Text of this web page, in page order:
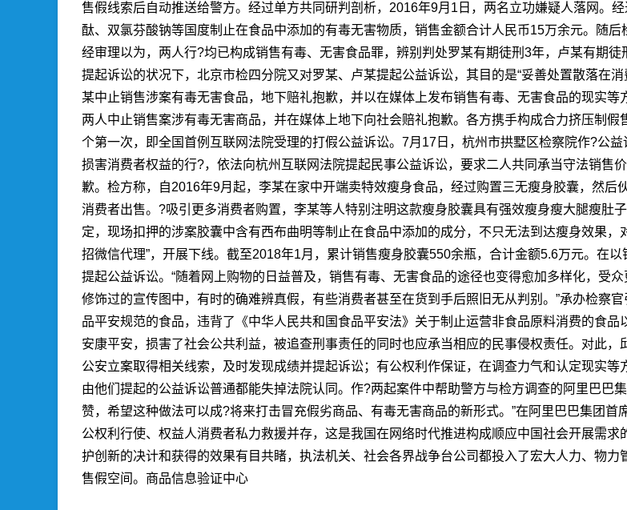
售假线索后自动推送给警方。经过单方共同研判剖析，2016年9月1日，两名立功嫌疑人落网。
酞、双氯芬酸钠等国度制止在食品中添加的有毒无害物质，销售金额合计人民币15万余元。随
经审理以为，两人行?均已构成销售有毒、无害食品罪，辨别判处罗某有期徒刑3年，卢某有期
提起诉讼的状况下，北京市检四分院又对罗某、卢某提起公益诉讼，其目的是“妥善处置散落在
某中止销售涉案有毒无害食品，地下赔礼抱歉，并以在媒体上发布销售有毒、无害食品的现实
两人中止销售案涉有毒无害商品，并在媒体上地下向社会赔礼抱歉。各方携手构成合力挤压制
个第一次，即全国首例互联网法院受理的打假公益诉讼。7月17日，杭州市拱墅区检察院作?公
损害消费者权益的行?，依法向杭州互联网法院提起民事公益诉讼，要求二人共同承当守法销售
歉。检方称，自2016年9月起，李某在家中开端卖特效瘦身食品，经过购置三无瘦身胶囊，然
消费者出售。?吸引更多消费者购置，李某等人特别注明这款瘦身胶囊具有强效瘦身瘦大腿瘦肚
定，现场扣押的涉案胶囊中含有西布曲明等制止在食品中添加的成分，不只无法到达瘦身效果
招微信代理”，开展下线。截至2018年1月，累计销售瘦身胶囊550余瓶，合计金额5.6万元。在
提起公益诉讼。“随着网上购物的日益普及，销售有毒、无害食品的途径也变得愈加多样化，受众
修饰过的宣传图中，有时的确难辨真假，有些消费者甚至在货到手后照旧无从判别。”承办检察
品平安规范的食品，违背了《中华人民共和国食品平安法》关于制止运营非食品原料消费的食
安康平安，损害了社会公共利益，被追查刑事责任的同时也应承当相应的民事侵权责任。对此
公安立案取得相关线索，及时发现成绩并提起诉讼；有公权利作保证，在调查力气和认定现实
由他们提起的公益诉讼普通都能失掉法院认同。作?两起案件中帮助警方与检方调查的阿里巴巴
赞，希望这种做法可以成?将来打击冒充假劣商品、有毒无害商品的新形式。”在阿里巴巴集团首
公权利行使、权益人消费者私力救援并存，这是我国在网络时代推进构成顺应中国社会开展需
护创新的决计和获得的效果有目共睹，执法机关、社会各界战争台公司都投入了宏大人力、物
售假空间。 商品信息验证中心